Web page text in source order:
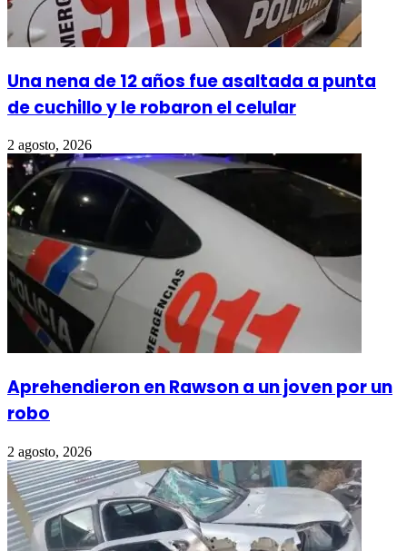
Una nena de 12 años fue asaltada a punta
de cuchillo y le robaron el celular
2 agosto, 2026
Aprehendieron en Rawson a un joven por un
robo
2 agosto, 2026